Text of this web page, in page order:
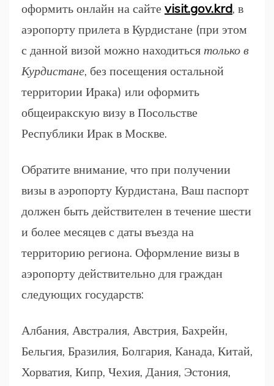
оформить онлайн на сайте visit.gov.krd, в
аэропорту прилета в Курдистане (при этом
с данной визой можно находиться только в
Курдистане, без посещения остальной
территории Ирака) или оформить
общеиракскую визу в Посольстве
Республики Ирак в Москве.
Обратите внимание, что при получении
визы в аэропорту Курдистана, Ваш паспорт
должен быть действителен в течение шести
и более месяцев с даты въезда на
территорию региона. Оформление визы в
аэропорту действительно для граждан
следующих государств:
Албания, Австралия, Австрия, Бахрейн,
Бельгия, Бразилия, Болгария, Канада, Китай,
Хорватия, Кипр, Чехия, Дания, Эстония,